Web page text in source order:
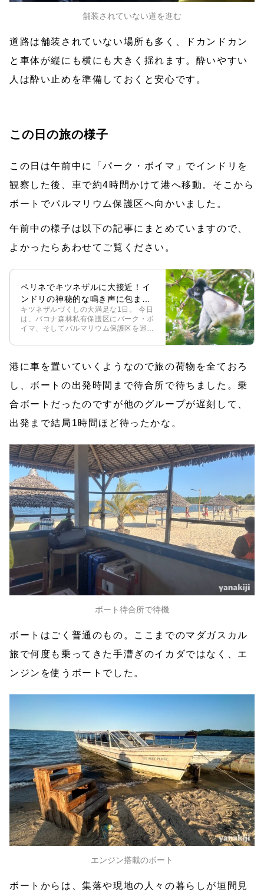
舗装されていない道を進む
道路は舗装されていない場所も多く、ドカンドカン
と車体が縦にも横にも大きく揺れます。酔いやすい
人は酔い止めを準備しておくと安心です。
この日の旅の様子
この日は午前中に「パーク・ボイマ」でインドリを
観察した後、車で約4時間かけて港へ移動。そこから
ボートでパルマリウム保護区へ向かいました。
午前中の様子は以下の記事にまとめていますので、
よかったらあわせてご覧ください。
ペリネでキツネザルに大接近！イ
ンドリの神秘的な鳴き声に包まれ
る
キツネザルづくしの大満足な1日。 今日
は、バコナ森林私有保護区にパーク・ボ
イマ、そしてパルマリウム保護区を巡
てきました。念願だったインドリの鳴き
旅1 […]
港に車を置いていくようなので旅の荷物を全ておろ
し、ボートの出発時間まで待合所で待ちました。乗
合ボートだったのですが他のグループが遅刻して、
出発まで結局1時間ほど待ったかな。
ボート待合所で待機
ボートはごく普通のもの。ここまでのマダガスカル
旅で何度も乗ってきた手漕ぎのイカダではなく、エ
ンジンを使うボートでした。
エンジン搭載のボート
ボートからは、集落や現地の人々の暮らしが垣間見